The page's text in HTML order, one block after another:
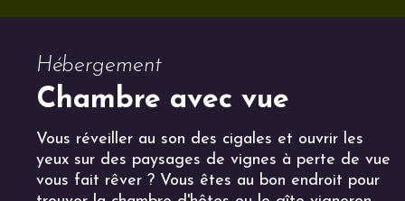
Hébergement
Chambre avec vue
Vous réveiller au son des cigales et ouvrir les
yeux sur des paysages de vignes à perte de vue
vous fait rêver ? Vous êtes au bon endroit pour